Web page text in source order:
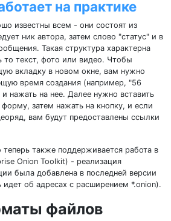
на практике
известны всем - они состоят из
ник автора, затем слово "статус" и в
Такая структура характерна
то текст, фото или видео. Чтобы
вкладку в новом окне, вам нужно
время создания (например, "56
нажать на нее. Далее нужно вставить
затем нажать на кнопку, и если
вам будут предоставлены ссылки
теперь также поддерживается работа в
Onion Toolkit) - реализация
была добавлена в последней версии
идет об адресах с расширением *.onion).
файлов